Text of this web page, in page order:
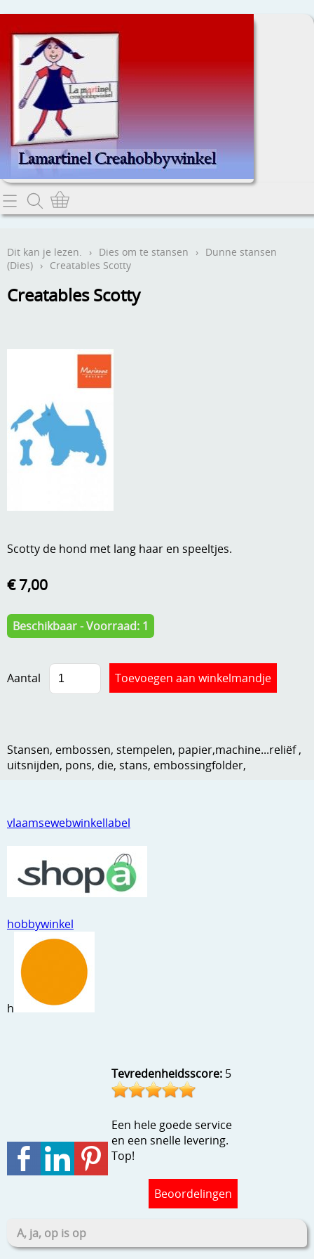
Home
Contact
Webwinkel
Aanbiedingen
Boeken en magazines
Dies om te stansen
Hout , MDF, kartonmateriaal, steen
Kleurmateriaal-tekenmateriaal
Knipvellen
Netjes opbergen
Snijmaterialen
Stans machine en embossing machines
Stempels en zo
Template, mask, stencils, grids
Verzend - en verpakkingsk
Mijn account
Info
vlaamsewebwinkellabel
hobbywinkel
h
Tevredenheidsscore: 5
Een hele goede service
en een snelle levering.
Top!
Beoordelingen
A, ja, op is op
Dit kan je lezen. › Dies om te stansen › Dunne stansen
(Dies) › Creatables Scotty
Creatables Scotty
Scotty de hond met lang haar en speeltjes.
€ 7,00
Beschikbaar - Voorraad: 1
Aantal
Stansen, embossen, stempelen, papier,machine...reliëf ,
uitsnijden, pons, die, stans, embossingfolder,